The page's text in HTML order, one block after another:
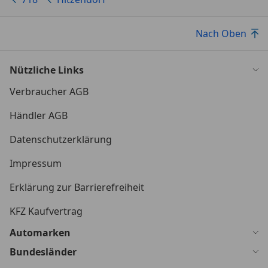
Nach Oben
Nützliche Links
Verbraucher AGB
Händler AGB
Datenschutzerklärung
Impressum
Erklärung zur Barrierefreiheit
KFZ Kaufvertrag
Automarken
Bundesländer